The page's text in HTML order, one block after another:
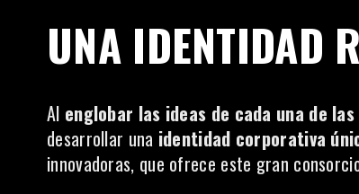
UNA IDENTIDAD
Al englobar las ideas de cada una de
desarrollar una identidad corporativa
innovadoras, que ofrece este gran